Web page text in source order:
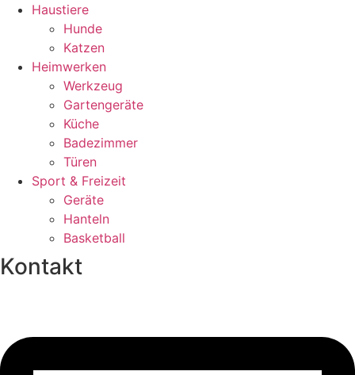
Haustiere
Hunde
Katzen
Heimwerken
Werkzeug
Gartengeräte
Küche
Badezimmer
Türen
Sport & Freizeit
Geräte
Hanteln
Basketball
Kontakt